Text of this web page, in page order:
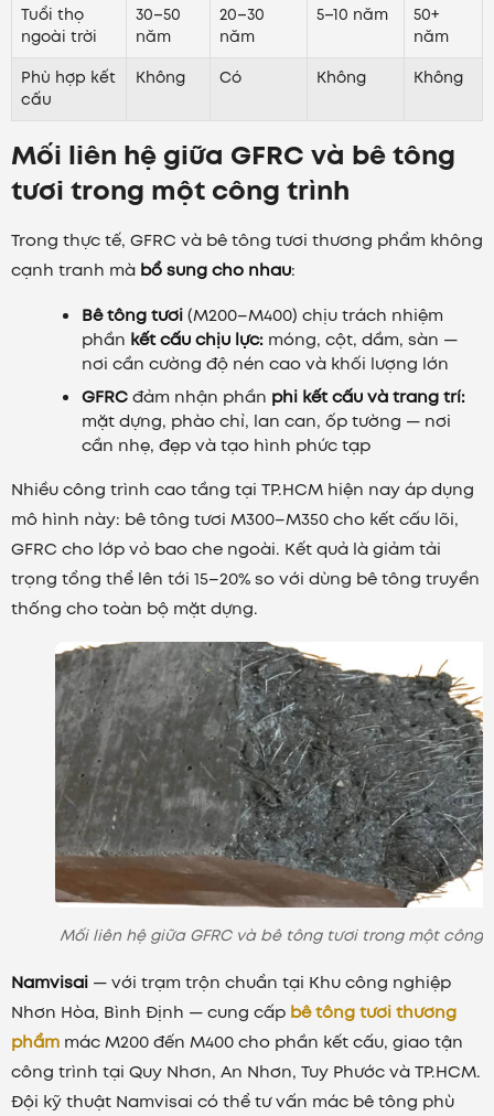
Tuổi thọ
ngoài trời
30–50
năm
20–30
năm
5–10 năm
50+
năm
Phù hợp kết
cấu
Không Có Không Không
Mối liên hệ giữa GFRC và bê tông
tươi trong một công trình
Trong thực tế, GFRC và bê tông tươi thương phẩm không
cạnh tranh mà bổ sung cho nhau:
Bê tông tươi(M200–M400) chịu trách nhiệm
phần kết cấu chịu lực: móng, cột, dầm, sàn —
nơi cần cường độ nén cao và khối lượng lớn
GFRCđảm nhận phần phi kết cấu và trang trí:
mặt dựng, phào chỉ, lan can, ốp tường — nơi
cần nhẹ, đẹp và tạo hình phức tạp
Nhiều công trình cao tầng tại TP.HCM hiện nay áp dụng
mô hình này: bê tông tươi M300–M350 cho kết cấu lõi,
GFRC cho lớp vỏ bao che ngoài. Kết quả là giảm tải
trọng tổng thể lên tới 15–20% so với dùng bê tông truyền
thống cho toàn bộ mặt dựng.
Mối liên hệ giữa GFRC và bê tông tươi trong một công
Namvisai — với trạm trộn chuẩn tại Khu công nghiệp
Nhơn Hòa, Bình Định — cung cấp bê tông tươi thương
phẩm mác M200 đến M400 cho phần kết cấu, giao tận
công trình tại Quy Nhơn, An Nhơn, Tuy Phước và TP.HCM.
Đội kỹ thuật Namvisai có thể tư vấn mác bê tông phù